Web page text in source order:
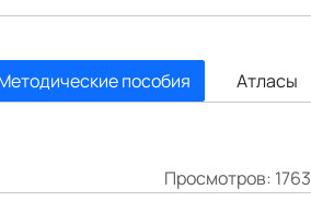
пособия Атласы
Просмотров: 1763